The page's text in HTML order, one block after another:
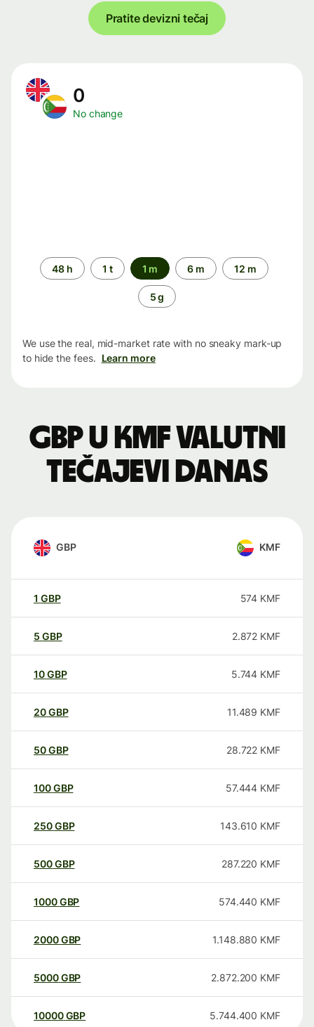
Pratite devizni tečaj
0
No change
Time
period
48 h 1 t 1 m 6 m 12 m
5 g
We use the real, mid-market rate with no sneaky mark-up
to hide the fees. Learn more
GBP u KMF valutni
tečajevi danas
GBP KMF
1 GBP 574 KMF
5 GBP 2.872 KMF
10GBP 5.744 KMF
20GBP 11.489 KMF
50GBP 28.722 KMF
100GBP 57.444 KMF
250GBP 143.610 KMF
500GBP 287.220 KMF
1000GBP 574.440 KMF
2000GBP 1.148.880 KMF
5000GBP 2.872.200 KMF
10000 GBP 5.744.400 KMF